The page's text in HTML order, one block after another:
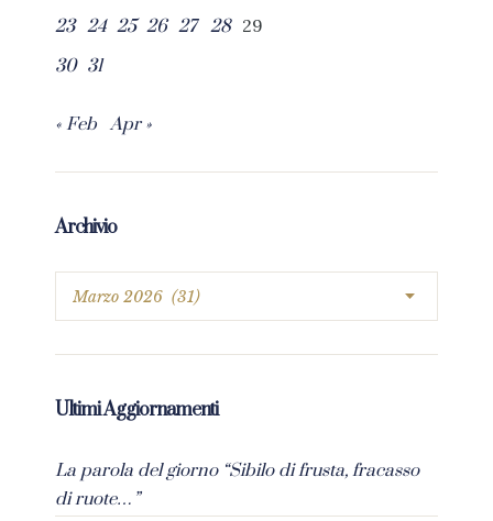
23 24 25 26 27 28 29
30 31
« Feb Apr »
Archivio
Ultimi Aggiornamenti
La parola del giorno “Sibilo di frusta, fracasso
di ruote…”